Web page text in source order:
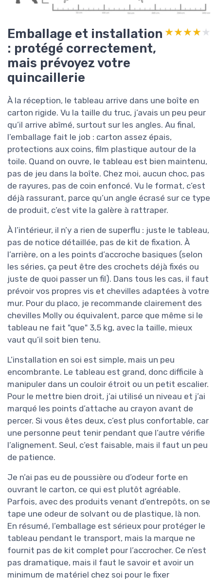
Emballage et installation
: protégé correctement,
mais prévoyez votre
quincaillerie
★★★★★
★★★★★
À la réception, le tableau arrive dans une boîte en
carton rigide. Vu la taille du truc, j’avais un peu peur
qu’il arrive abîmé, surtout sur les angles. Au final,
l’emballage fait le job : carton assez épais,
protections aux coins, film plastique autour de la
toile. Quand on ouvre, le tableau est bien maintenu,
pas de jeu dans la boîte. Chez moi, aucun choc, pas
de rayures, pas de coin enfoncé. Vu le format, c’est
déjà rassurant, parce qu’un angle écrasé sur ce type
de produit, c’est vite la galère à rattraper.
À l’intérieur, il n’y a rien de superflu : juste le tableau,
pas de notice détaillée, pas de kit de fixation. À
l’arrière, on a les points d’accroche basiques (selon
les séries, ça peut être des crochets déjà fixés ou
juste de quoi passer un fil). Dans tous les cas, il faut
prévoir vos propres vis et chevilles adaptées à votre
mur. Pour du placo, je recommande clairement des
chevilles Molly ou équivalent, parce que même si le
tableau ne fait "que" 3,5 kg, avec la taille, mieux
vaut qu’il soit bien tenu.
L’installation en soi est simple, mais un peu
encombrante. Le tableau est grand, donc difficile à
manipuler dans un couloir étroit ou un petit escalier.
Pour le mettre bien droit, j’ai utilisé un niveau et j’ai
marqué les points d’attache au crayon avant de
percer. Si vous êtes deux, c’est plus confortable, car
une personne peut tenir pendant que l’autre vérifie
l’alignement. Seul, c’est faisable, mais il faut un peu
de patience.
Je n’ai pas eu de poussière ou d’odeur forte en
ouvrant le carton, ce qui est plutôt agréable.
Parfois, avec des produits venant d’entrepôts, on se
tape une odeur de solvant ou de plastique, là non.
En résumé, l’emballage est sérieux pour protéger le
tableau pendant le transport, mais la marque ne
fournit pas de kit complet pour l’accrocher. Ce n’est
pas dramatique, mais il faut le savoir et avoir un
minimum de matériel chez soi pour le fixer